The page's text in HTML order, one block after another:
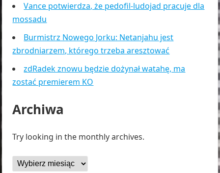
Vance potwierdza, że pedofil-ludojad pracuje dla
mossadu
Burmistrz Nowego Jorku: Netanjahu jest
zbrodniarzem, którego trzeba aresztować
zdRadek znowu będzie dożynał watahę, ma
zostać premierem KO
Archiwa
Try looking in the monthly archives.
Archiwa